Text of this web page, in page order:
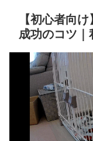
【初心者向
成功のコツ｜